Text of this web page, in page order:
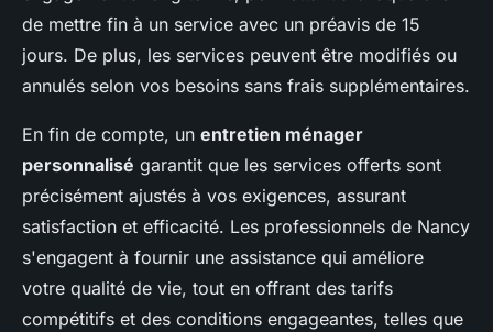
de mettre fin à un service avec un préavis de 15
jours. De plus, les services peuvent être modifiés ou
annulés selon vos besoins sans frais supplémentaires.
En fin de compte, un entretien ménager
personnalisé garantit que les services offerts sont
précisément ajustés à vos exigences, assurant
satisfaction et efficacité. Les professionnels de Nancy
s'engagent à fournir une assistance qui améliore
votre qualité de vie, tout en offrant des tarifs
compétitifs et des conditions engageantes, telles que